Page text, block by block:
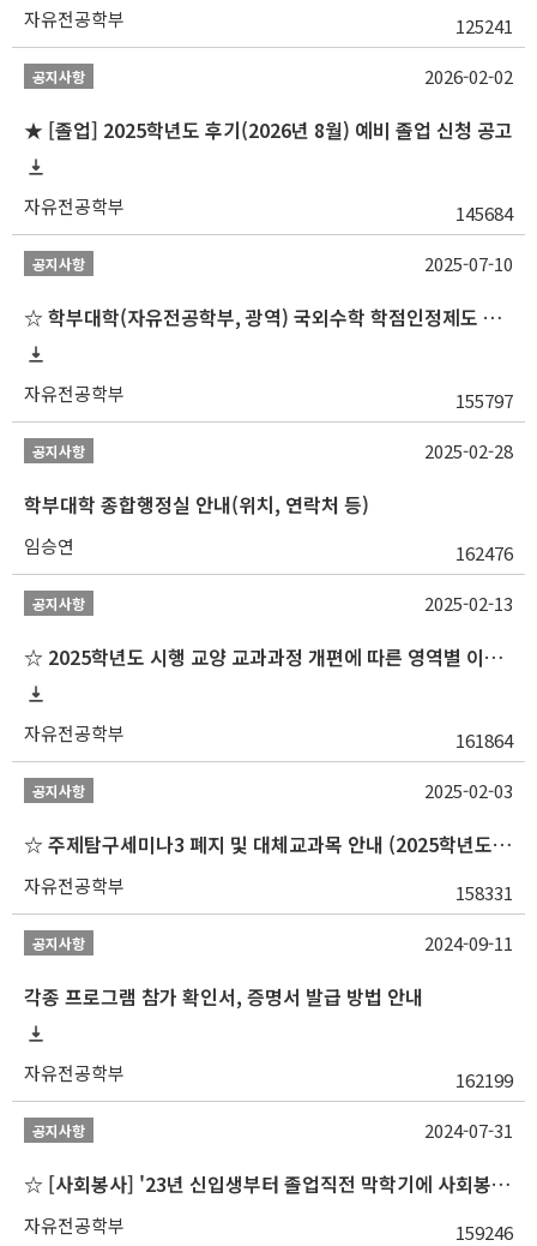
자유전공학부 125241
공지사항
★ [졸업] 2025학년도 후기(2026년 8월) 예비 졸업 신청 공고
자유전공학부 145684
2026-02-02
공지사항
☆ 학부대학(자유전공학부, 광역) 국외수학 학점인정제도 변경 안내(2025-2학기 파견학생부터)
자유전공학부 155797
2025-07-10
공지사항
학부대학 종합행정실 안내(위치, 연락처 등)
임승연 162476
2025-02-28
공지사항
☆ 2025학년도 시행 교양 교과과정 개편에 따른 영역별 이수 안내
자유전공학부 161864
2025-02-13
공지사항
☆ 주제탐구세미나3 폐지 및 대체교과목 안내 (2025학년도 1학기부터)
자유전공학부 158331
2025-02-03
공지사항
각종 프로그램 참가 확인서, 증명서 발급 방법 안내
자유전공학부 162199
2024-09-11
공지사항
☆ [사회봉사] '23년 신입생부터 졸업직전 막학기에 사회봉사1,2,3 수강 불가
자유전공학부 159246
2024-07-31